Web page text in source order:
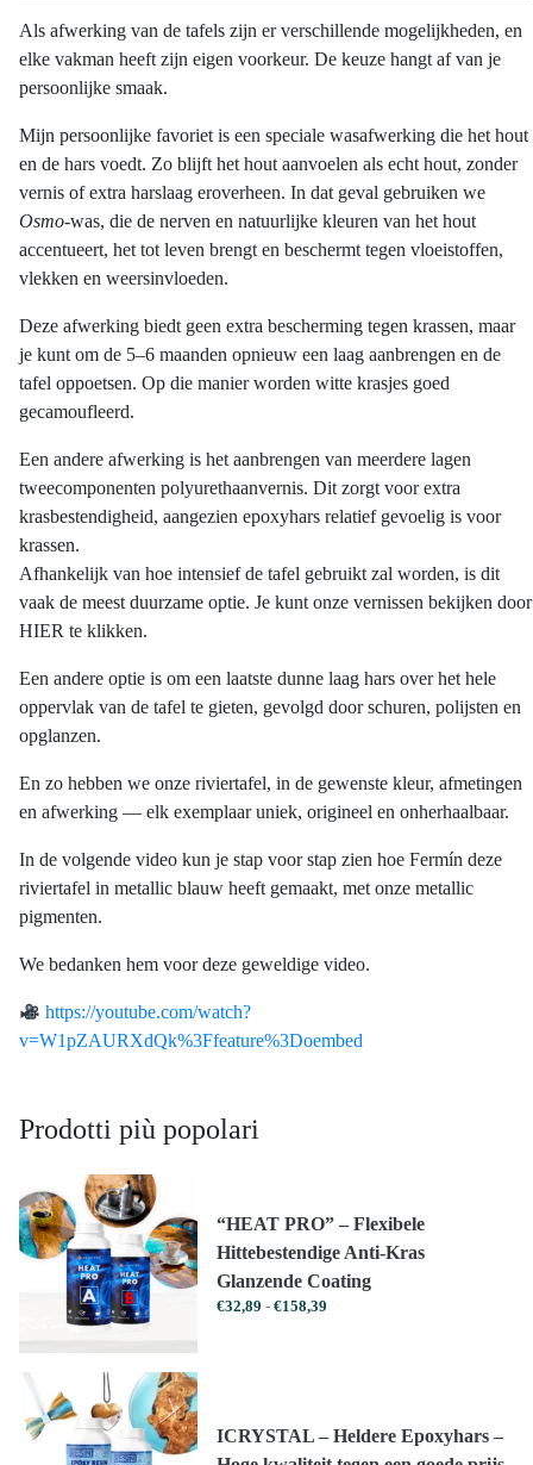
Als afwerking van de tafels zijn er verschillende mogelijkheden, en
elke vakman heeft zijn eigen voorkeur. De keuze hangt af van je
persoonlijke smaak.
Mijn persoonlijke favoriet is een speciale wasafwerking die het hout
en de hars voedt. Zo blijft het hout aanvoelen als echt hout, zonder
vernis of extra harslaag eroverheen. In dat geval gebruiken we
Osmo-was, die de nerven en natuurlijke kleuren van het hout
accentueert, het tot leven brengt en beschermt tegen vloeistoffen,
vlekken en weersinvloeden.
Deze afwerking biedt geen extra bescherming tegen krassen, maar
je kunt om de 5–6 maanden opnieuw een laag aanbrengen en de
tafel oppoetsen. Op die manier worden witte krasjes goed
gecamoufleerd.
Een andere afwerking is het aanbrengen van meerdere lagen
tweecomponenten polyurethaanvernis. Dit zorgt voor extra
krasbestendigheid, aangezien epoxyhars relatief gevoelig is voor
krassen.
Afhankelijk van hoe intensief de tafel gebruikt zal worden, is dit
vaak de meest duurzame optie. Je kunt onze vernissen bekijken door
HIER te klikken.
Een andere optie is om een laatste dunne laag hars over het hele
oppervlak van de tafel te gieten, gevolgd door schuren, polijsten en
opglanzen.
En zo hebben we onze riviertafel, in de gewenste kleur, afmetingen
en afwerking — elk exemplaar uniek, origineel en onherhaalbaar.
In de volgende video kun je stap voor stap zien hoe Fermín deze
riviertafel in metallic blauw heeft gemaakt, met onze metallic
pigmenten.
We bedanken hem voor deze geweldige video.
https://youtube.com/watch?
v=W1pZAURXdQk%3Ffeature%3Doembed
Prodotti più popolari
“HEAT PRO” – Flexibele
Hittebestendige Anti-Kras
Glanzende Coating
€32,89 - €158,39
ICRYSTAL – Heldere Epoxyhars –